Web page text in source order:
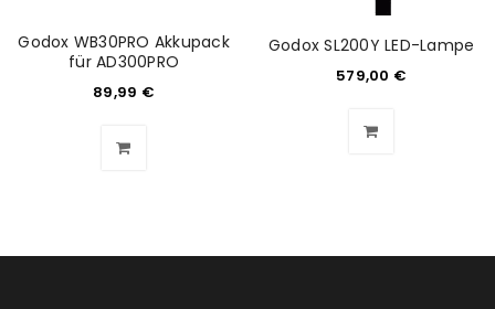
Godox WB30PRO Akkupack
für AD300PRO
89,99 €
Godox SL200Y LED-Lampe
579,00 €